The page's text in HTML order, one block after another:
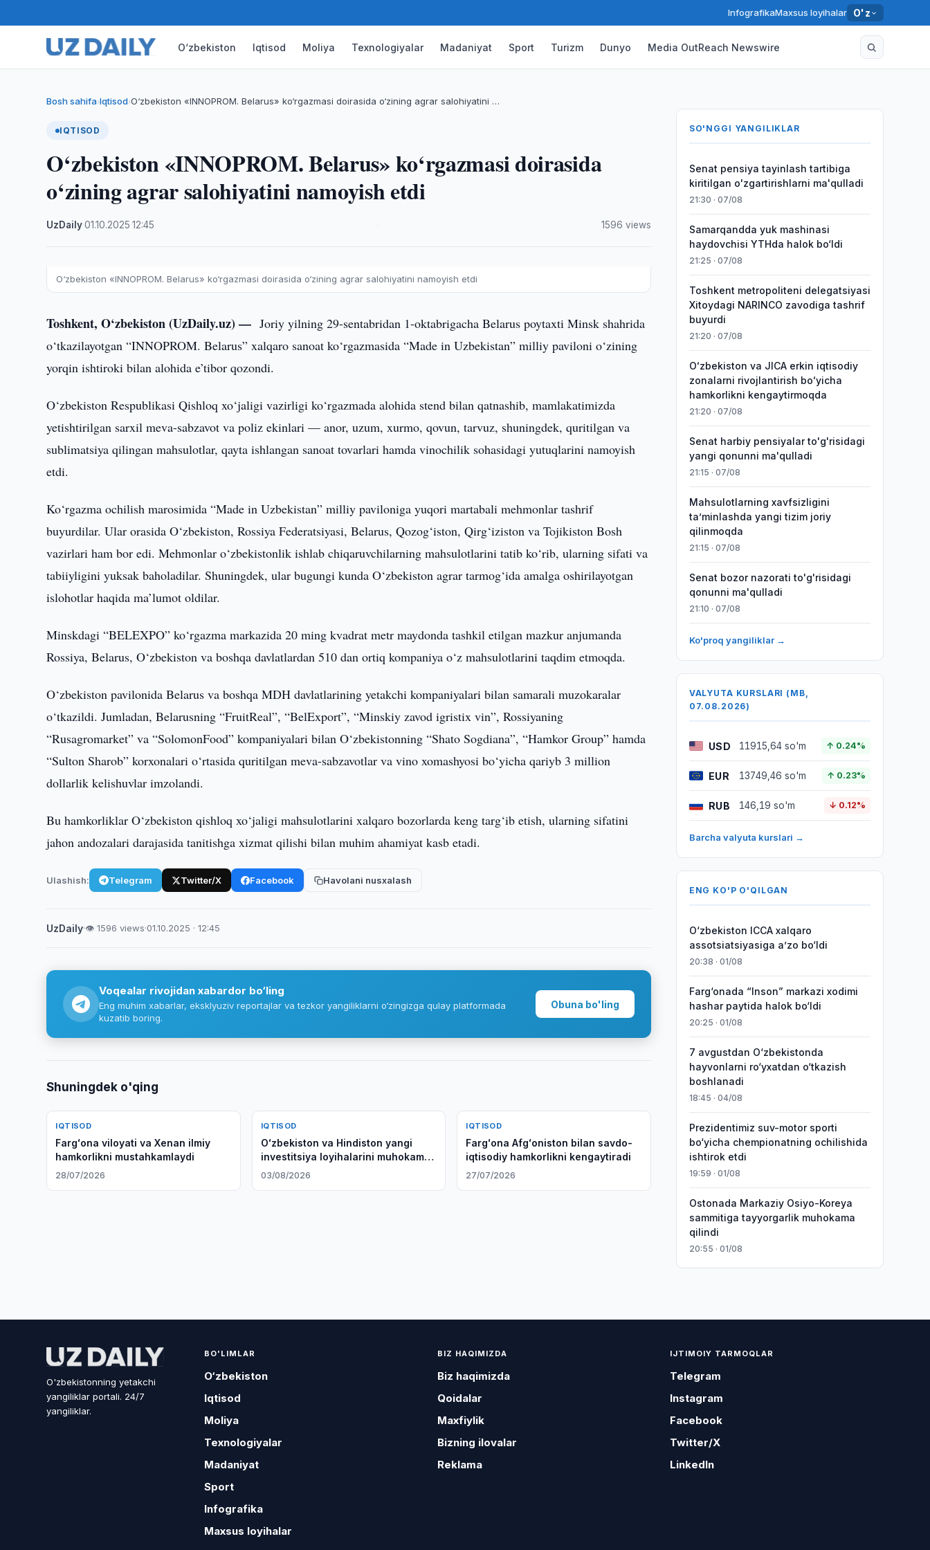
InfografikaMaxsus loyihalar O'z
O‘zbekiston Iqtisod Moliya Texnologiyalar Madaniyat Sport Turizm Dunyo Media OutReach Newswire
Bosh sahifa›Iqtisod›O‘zbekiston «INNOPROM. Belarus» ko‘rgazmasi doirasida o‘zining agrar salohiyatini …
IQTISOD
O‘zbekiston «INNOPROM. Belarus» ko‘rgazmasi doirasida
o‘zining agrar salohiyatini namoyish etdi
UzDaily·01.10.2025 ·12:45 1596 views
O‘zbekiston «INNOPROM. Belarus» ko‘rgazmasi doirasida o‘zining agrar salohiyatini namoyish etdi
Toshkent, O‘zbekiston (UzDaily.uz) —Joriy yilning 29-sentabridan 1-oktabrigacha Belarus poytaxti Minsk shahrida
o‘tkazilayotgan “INNOPROM. Belarus” xalqaro sanoat ko‘rgazmasida “Made in Uzbekistan” milliy paviloni o‘zining
yorqin ishtiroki bilan alohida e’tibor qozondi.
O‘zbekiston Respublikasi Qishloq xo‘jaligi vazirligi ko‘rgazmada alohida stend bilan qatnashib, mamlakatimizda
yetishtirilgan sarxil meva-sabzavot va poliz ekinlari — anor, uzum, xurmo, qovun, tarvuz, shuningdek, quritilgan va
sublimatsiya qilingan mahsulotlar, qayta ishlangan sanoat tovarlari hamda vinochilik sohasidagi yutuqlarini namoyish
etdi.
Ko‘rgazma ochilish marosimida “Made in Uzbekistan” milliy paviloniga yuqori martabali mehmonlar tashrif
buyurdilar. Ular orasida O‘zbekiston, Rossiya Federatsiyasi, Belarus, Qozog‘iston, Qirg‘iziston va Tojikiston Bosh
vazirlari ham bor edi. Mehmonlar o‘zbekistonlik ishlab chiqaruvchilarning mahsulotlarini tatib ko‘rib, ularning sifati va
tabiiyligini yuksak baholadilar. Shuningdek, ular bugungi kunda O‘zbekiston agrar tarmog‘ida amalga oshirilayotgan
islohotlar haqida ma’lumot oldilar.
Minskdagi “BELEXPO” ko‘rgazma markazida 20 ming kvadrat metr maydonda tashkil etilgan mazkur anjumanda
Rossiya, Belarus, O‘zbekiston va boshqa davlatlardan 510 dan ortiq kompaniya o‘z mahsulotlarini taqdim etmoqda.
O‘zbekiston pavilonida Belarus va boshqa MDH davlatlarining yetakchi kompaniyalari bilan samarali muzokaralar
o‘tkazildi. Jumladan, Belarusning “FruitReal”, “BelExport”, “Minskiy zavod igristix vin”, Rossiyaning
“Rusagromarket” va “SolomonFood” kompaniyalari bilan O‘zbekistonning “Shato Sogdiana”, “Hamkor Group” hamda
“Sulton Sharob” korxonalari o‘rtasida quritilgan meva-sabzavotlar va vino xomashyosi bo‘yicha qariyb 3 million
dollarlik kelishuvlar imzolandi.
Bu hamkorliklar O‘zbekiston qishloq xo‘jaligi mahsulotlarini xalqaro bozorlarda keng targ‘ib etish, ularning sifatini
jahon andozalari darajasida tanitishga xizmat qilishi bilan muhim ahamiyat kasb etadi.
Ulashish: Telegram Twitter/X Facebook Havolani nusxalash
UzDaily·👁 1596 views·01.10.2025 · 12:45
Voqealar rivojidan xabardor bo‘ling
Eng muhim xabarlar, eksklyuziv reportajlar va tezkor yangiliklarni o‘zingizga qulay platformada
kuzatib boring.
Obuna bo'ling
Shuningdek o'qing
IQTISOD
Fargʻona viloyati va Xenan ilmiy
hamkorlikni mustahkamlaydi
28/07/2026
IQTISOD
Oʻzbekiston va Hindiston yangi
investitsiya loyihalarini muhokama
qilishdi
03/08/2026
IQTISOD
Fargʻona Afgʻoniston bilan savdo-
iqtisodiy hamkorlikni kengaytiradi
27/07/2026
SO'NGGI YANGILIKLAR
Senat pensiya tayinlash tartibiga
kiritilgan o'zgartirishlarni ma'qulladi
21:30 · 07/08
Samarqandda yuk mashinasi
haydovchisi YTHda halok bo‘ldi
21:25 · 07/08
Toshkent metropoliteni delegatsiyasi
Xitoydagi NARINCO zavodiga tashrif
buyurdi
21:20 · 07/08
Oʻzbekiston va JICA erkin iqtisodiy
zonalarni rivojlantirish boʻyicha
hamkorlikni kengaytirmoqda
21:20 · 07/08
Senat harbiy pensiyalar to'g'risidagi
yangi qonunni ma'qulladi
21:15 · 07/08
Mahsulotlarning xavfsizligini
taʼminlashda yangi tizim joriy
qilinmoqda
21:15 · 07/08
Senat bozor nazorati to'g'risidagi
qonunni ma'qulladi
21:10 · 07/08
Ko'proq yangiliklar →
VALYUTA KURSLARI (MB,
07.08.2026)
USD 11915,64 so'm ↑ 0.24%
EUR 13749,46 so'm ↑ 0.23%
RUB 146,19 so'm ↓ 0.12%
Barcha valyuta kurslari →
ENG KO'P O'QILGAN
O‘zbekiston ICCA xalqaro
assotsiatsiyasiga aʼzo bo‘ldi
20:38 · 01/08
Farg‘onada “Inson” markazi xodimi
hashar paytida halok bo‘ldi
20:25 · 01/08
7 avgustdan O‘zbekistonda
hayvonlarni ro‘yxatdan o‘tkazish
boshlanadi
18:45 · 04/08
Prezidentimiz suv-motor sporti
bo‘yicha chempionatning ochilishida
ishtirok etdi
19:59 · 01/08
Ostonada Markaziy Osiyo-Koreya
sammitiga tayyorgarlik muhokama
qilindi
20:55 · 01/08
O'zbekistonning yetakchi
yangiliklar portali. 24/7
yangiliklar.
BO'LIMLAR
O‘zbekiston
Iqtisod
Moliya
Texnologiyalar
Madaniyat
Sport
Infografika
Maxsus loyihalar
BIZ HAQIMIZDA
Biz haqimizda
Qoidalar
Maxfiylik
Bizning ilovalar
Reklama
IJTIMOIY TARMOQLAR
Telegram
Instagram
Facebook
Twitter/X
LinkedIn